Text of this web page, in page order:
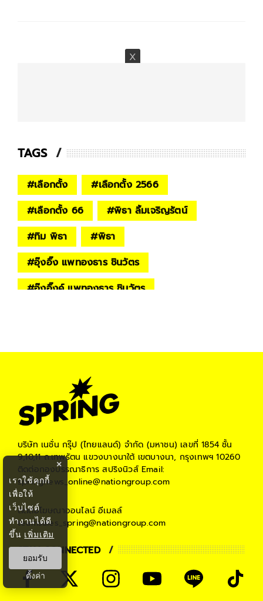
TAGS
#เลือกตั้ง #เลือกตั้ง 2566
#เลือกตั้ง 66 #พิธา ลิ้มเจริญรัตน์
#ทิม พิธา #พิธา
#อุ๊งอิ๊ง แพทองธาร ชินวัตร
#อุ๊งอิ๊งค์ แพทองธาร ชินวัตร
ประยุทธ์ จันทร์โอชา
#พล.อ ประยุทธ์ จันทร์โอชา
#สุดารัตน์ เกยุราพันธุ์
#คุณหญิงสุดารัตน์ เกยุราพันธุ์
#
#กรณ์ จาติกวณิช #เศรษฐา ทวีสิน
#ชลน่าน ศรีแก้ว #อนุทิน ชาญวีรกูล
#NIDA Poll #นิด้าโพล
ข่าวการเมือง
บริษัท เนชั่น กรุ๊ป (ไทยแลนด์) จำกัด (มหาชน) เลขที่ 1854 ชั้น
9,10,11 ถ.เทพรัตน แขวงบางนาใต้ เขตบางนา, กรุงเทพฯ 10260
ติดต่อกองบรรณาธิการ สปริงนิวส์Email:
springnews_online@nationgroup.com
ติดต่อโฆษณาออนไลน์ อีเมลล์
teamsales_spring@nationgroup.com
STAY CONNECTED
×
เราใช้คุกกี้
เพื่อให้
เว็บไซต์
ทำงานได้ดี
ขึ้น เพิ่มเติม
ยอมรับ
ตั้งค่า